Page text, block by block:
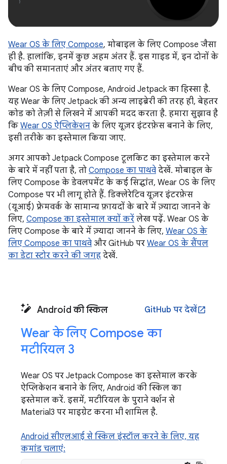
Wear OS के लिए Compose, मोबाइल के लिए Compose जैसा
ही है. हालांकि, इनमें कुछ अहम अंतर हैं. इस गाइड में, इन दोनों के
बीच की समानताएं और अंतर बताए गए हैं.
Wear OS के लिए Compose, Android Jetpack का हिस्सा है.
यह Wear के लिए Jetpack की अन्य लाइब्रेरी की तरह ही, बेहतर
कोड को तेज़ी से लिखने में आपकी मदद करता है. हमारा सुझाव है
कि Wear OS ऐप्लिकेशन के लिए यूज़र इंटरफ़ेस बनाने के लिए,
इसी तरीके का इस्तेमाल किया जाए.
अगर आपको Jetpack Compose टूलकिट का इस्तेमाल करने
के बारे में नहीं पता है, तो Compose का पाथवे देखें. मोबाइल के
लिए Compose के डेवलपमेंट के कई सिद्धांत, Wear OS के लिए
Compose पर भी लागू होते हैं. डिक्लेरेटिव यूज़र इंटरफ़ेस
(यूआई) फ़्रेमवर्क के सामान्य फ़ायदों के बारे में ज़्यादा जानने के
लिए, Compose का इस्तेमाल क्यों करें लेख पढ़ें. Wear OS के
लिए Compose के बारे में ज़्यादा जानने के लिए, Wear OS के
लिए Compose का पाथवे और GitHub पर Wear OS के सैंपल
का डेटा स्टोर करने की जगह देखें.
Android की स्किल GitHub पर देखेंopen_in_new
Wear के लिए Compose का
मटीरियल 3
Wear OS पर Jetpack Compose का इस्तेमाल करके
ऐप्लिकेशन बनाने के लिए, Android की स्किल का
इस्तेमाल करें. इसमें, मटीरियल के पुराने वर्शन से
Material3 पर माइग्रेट करना भी शामिल है.
Android सीएलआई से स्किल इंस्टॉल करने के लिए, यह
कमांड चलाएं: